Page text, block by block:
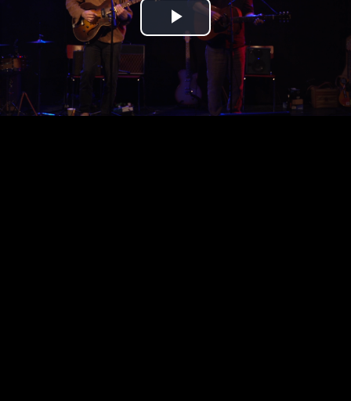
Play
Video